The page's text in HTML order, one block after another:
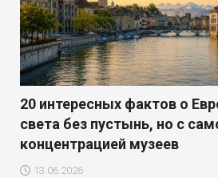
20 интересных фактов о
света без пустынь, но с
концентрацией музеев
13.06.2026